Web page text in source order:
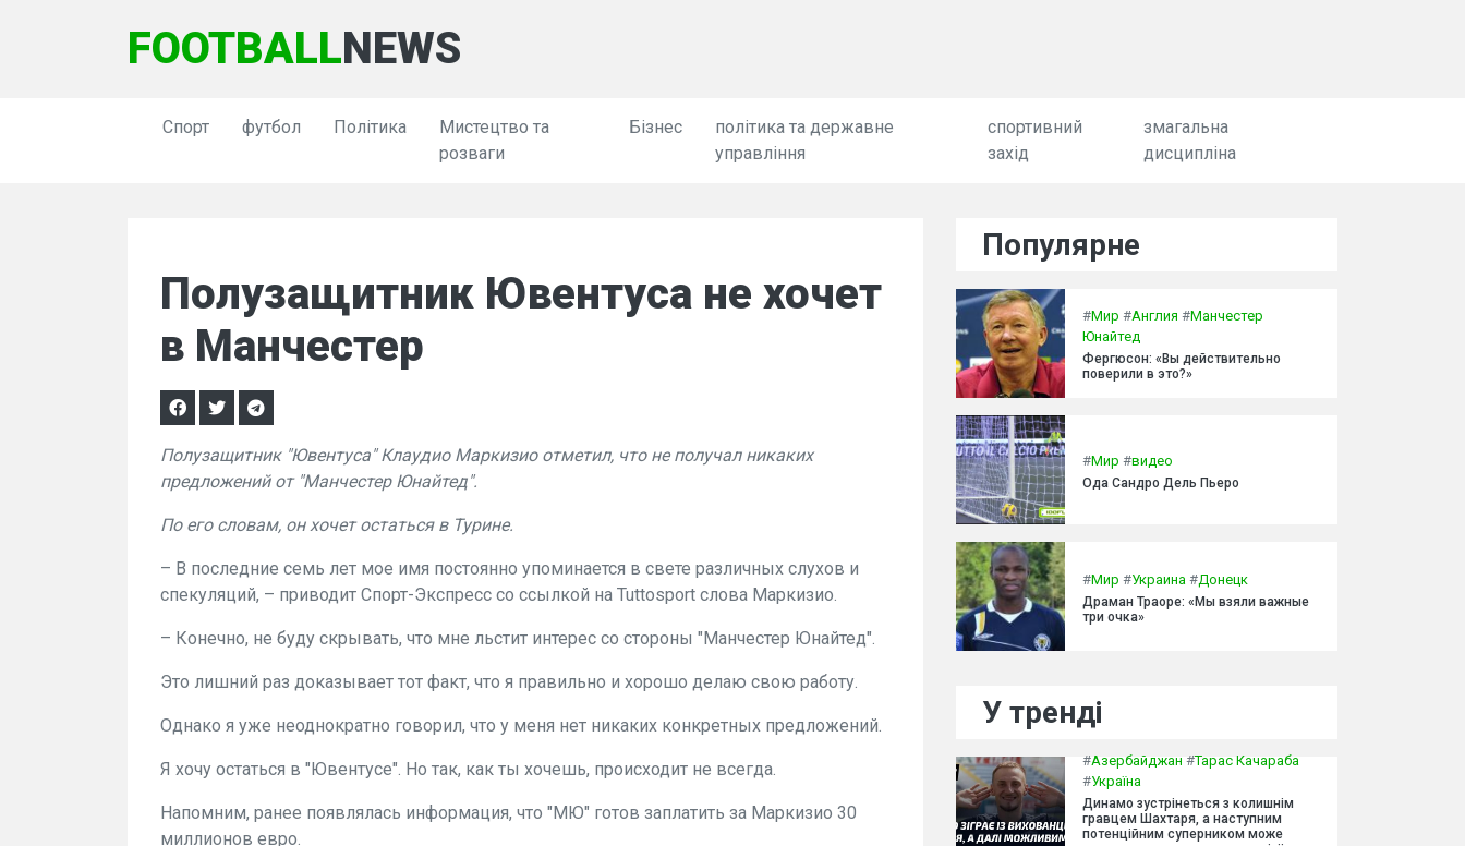
FOOTBALLNEWS
Спорт футбол Політика
Мистецтво та
розваги
Бізнес
політика та державне
управління
спортивний
захід
змагальна
дисципліна
Полузащитник Ювентуса не хочет
в Манчестер
Полузащитник "Ювентуса" Клаудио Маркизио отметил, что не получал никаких
предложений от "Манчестер Юнайтед".
По его словам, он хочет остаться в Турине.
– В последние семь лет мое имя постоянно упоминается в свете различных слухов и
спекуляций, – приводит Спорт-Экспресс со ссылкой на Tuttosport слова Маркизио.
– Конечно, не буду скрывать, что мне льстит интерес со стороны "Манчестер Юнайтед".
Это лишний раз доказывает тот факт, что я правильно и хорошо делаю свою работу.
Однако я уже неоднократно говорил, что у меня нет никаких конкретных предложений.
Я хочу остаться в "Ювентусе". Но так, как ты хочешь, происходит не всегда.
Напомним, ранее появлялась информация, что "МЮ" готов заплатить за Маркизио 30
миллионов евро.
Популярне
#Мир #Англия #Манчестер
Юнайтед
Фергюсон: «Вы действительно
поверили в это?»
#Мир #видео
Ода Сандро Дель Пьеро
#Мир #Украина #Донецк
Драман Траоре: «Мы взяли важные
три очка»
У тренді
#Азербайджан #Тарас Качараба
#Україна
Динамо зустрінеться з колишнім
гравцем Шахтаря, а наступним
потенційним суперником може